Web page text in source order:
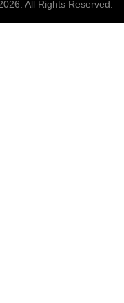
All Rights Reserved.